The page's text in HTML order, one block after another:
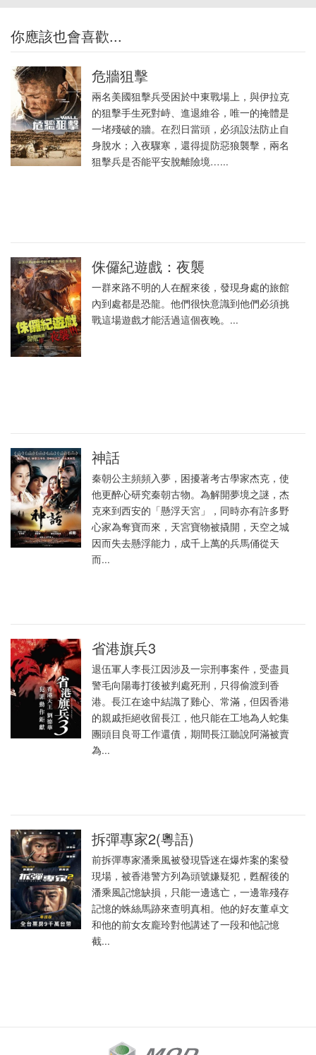
你應該也會喜歡...
危牆狙擊
兩名美國狙擊兵受困於中東戰場上，與伊拉克
的狙擊手生死對峙、進退維谷，唯一的掩體是
一堵殘破的牆。在烈日當頭，必須設法防止自
身脫水；入夜驟寒，還得提防惡狼襲擊，兩名
狙擊兵是否能平安脫離險境…...
侏儸紀遊戲：夜襲
一群來路不明的人在醒來後，發現身處的旅館
內到處都是恐龍。他們很快意識到他們必須挑
戰這場遊戲才能活過這個夜晚。...
神話
秦朝公主頻頻入夢，困擾著考古學家杰克，使
他更醉心研究秦朝古物。為解開夢境之謎，杰
克來到西安的「懸浮天宮」，同時亦有許多野
心家為奪寶而來，天宮寶物被撬開，天空之城
因而失去懸浮能力，成千上萬的兵馬俑從天
而...
省港旗兵3
退伍軍人李長江因涉及一宗刑事案件，受盡員
警毛向陽毒打後被判處死刑，只得偷渡到香
港。長江在途中結識了雞心、常滿，但因香港
的親戚拒絕收留長江，他只能在工地為人蛇集
團頭目良哥工作還債，期間長江聽說阿滿被賣
為...
拆彈專家2(粵語)
前拆彈專家潘乘風被發現昏迷在爆炸案的案發
現場，被香港警方列為頭號嫌疑犯，甦醒後的
潘乘風記憶缺損，只能一邊逃亡，一邊靠殘存
記憶的蛛絲馬跡來查明真相。他的好友董卓文
和他的前女友龐玲對他講述了一段和他記憶
截...